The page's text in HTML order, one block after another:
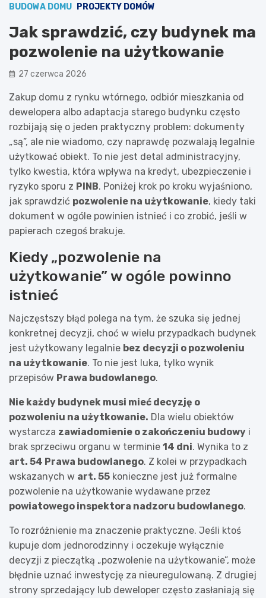
BUDOWA DOMU PROJEKTY DOMÓW
Jak sprawdzić, czy budynek ma
pozwolenie na użytkowanie
27 czerwca 2026
Zakup domu z rynku wtórnego, odbiór mieszkania od
dewelopera albo adaptacja starego budynku często
rozbijają się o jeden praktyczny problem: dokumenty
„są”, ale nie wiadomo, czy naprawdę pozwalają legalnie
użytkować obiekt. To nie jest detal administracyjny,
tylko kwestia, która wpływa na kredyt, ubezpieczenie i
ryzyko sporu z PINB. Poniżej krok po kroku wyjaśniono,
jak sprawdzić pozwolenie na użytkowanie, kiedy taki
dokument w ogóle powinien istnieć i co zrobić, jeśli w
papierach czegoś brakuje.
Kiedy „pozwolenie na
użytkowanie” w ogóle powinno
istnieć
Najczęstszy błąd polega na tym, że szuka się jednej
konkretnej decyzji, choć w wielu przypadkach budynek
jest użytkowany legalnie bez decyzji o pozwoleniu
na użytkowanie. To nie jest luka, tylko wynik
przepisów Prawa budowlanego.
Nie każdy budynek musi mieć decyzję o
pozwoleniu na użytkowanie. Dla wielu obiektów
wystarcza zawiadomienie o zakończeniu budowy i
brak sprzeciwu organu w terminie 14 dni. Wynika to z
art. 54 Prawa budowlanego. Z kolei w przypadkach
wskazanych w art. 55 konieczne jest już formalne
pozwolenie na użytkowanie wydawane przez
powiatowego inspektora nadzoru budowlanego.
To rozróżnienie ma znaczenie praktyczne. Jeśli ktoś
kupuje dom jednorodzinny i oczekuje wyłącznie
decyzji z pieczątką „pozwolenie na użytkowanie”, może
błędnie uznać inwestycję za nieuregulowaną. Z drugiej
strony sprzedający lub deweloper często zasłaniają się